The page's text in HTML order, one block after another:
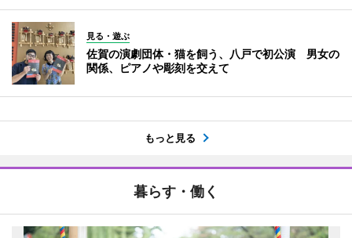
見る・遊ぶ
佐賀の演劇団体・猫を飼う、八戸で初公演 男女の
関係、ピアノや彫刻を交えて
もっと見る
暮らす・働く